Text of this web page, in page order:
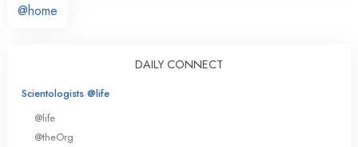
@home
DAILY CONNECT
Scientologists @life
@life
@theOrg